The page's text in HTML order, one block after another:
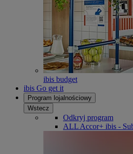
ibis budget
ibis Go get it
Program lojalnościowy
Wstecz
Odkryj program
ALL Accor+ ibis -